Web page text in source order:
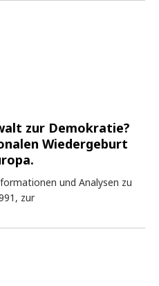
zur Demokratie?
Wiedergeburt
und Analysen zu
zur